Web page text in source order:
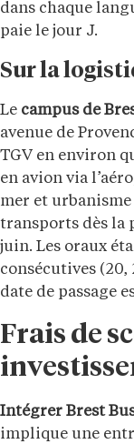
dans chaque
paie le jour J.
Sur la
Le campus de
avenue de
TGV en environ
en avion via
mer et
transports dès la
juin. Les oraux
consécutives
date de passage
Frais de
Intégrer Brest
implique une